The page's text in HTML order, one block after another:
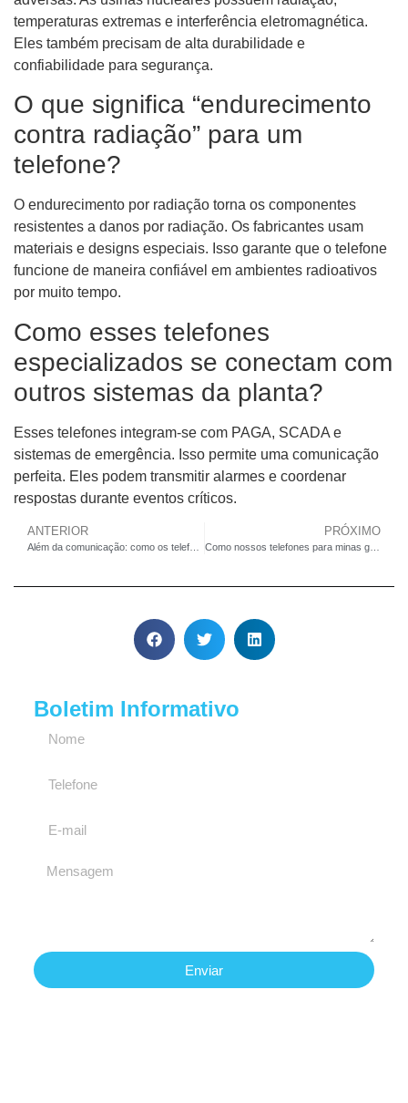
temperaturas extremas e interferência eletromagnética.
Eles também precisam de alta durabilidade e
confiabilidade para segurança.
O que significa “endurecimento
contra radiação” para um
telefone?
O endurecimento por radiação torna os componentes
resistentes a danos por radiação. Os fabricantes usam
materiais e designs especiais. Isso garante que o telefone
funcione de maneira confiável em ambientes radioativos
por muito tempo.
Como esses telefones
especializados se conectam com
outros sistemas da planta?
Esses telefones integram-se com PAGA, SCADA e
sistemas de emergência. Isso permite uma comunicação
perfeita. Eles podem transmitir alarmes e coordenar
respostas durante eventos críticos.
ANTERIOR PRÓXIMO
Como nossos telefones para minas garantem uma comunicação clara após um desabamento ou explosão
Boletim Informativo
Enviar